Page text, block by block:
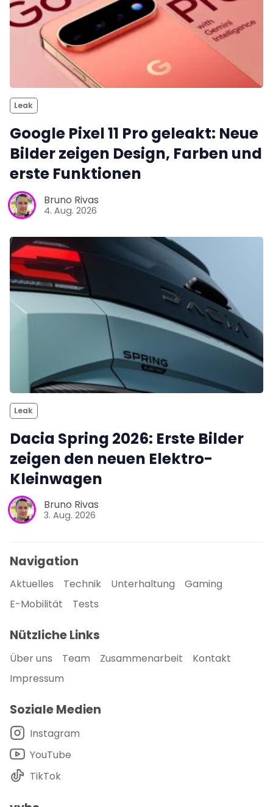
Leak
Google Pixel 11 Pro geleakt: Neue
Bilder zeigen Design, Farben und
erste Funktionen
Bruno Rivas
4. Aug. 2026
Leak
Dacia Spring 2026: Erste Bilder
zeigen den neuen Elektro-
Kleinwagen
Bruno Rivas
3. Aug. 2026
Navigation
Aktuelles Technik Unterhaltung
Gaming
E-Mobilität
Tests
Nützliche Links
Über uns Team Zusammenarbeit
Kontakt
Impressum
Soziale Medien
Instagram
YouTube
TikTok